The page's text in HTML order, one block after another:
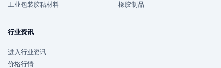
工业包装胶粘材料
橡胶制品
行业资讯
进入行业资讯
价格行情